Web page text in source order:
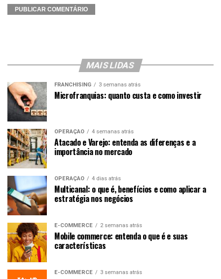
MAIS LIDAS
FRANCHISING 3 semanas atrás
Microfranquias: quanto custa e como investir
OPERAÇÃO 4 semanas atrás
Atacado e Varejo: entenda as diferenças e a
importância no mercado
OPERAÇÃO 4 dias atrás
Multicanal: o que é, benefícios e como aplicar a
estratégia nos negócios
E-COMMERCE 2 semanas atrás
Mobile commerce: entenda o que é e suas
características
E-COMMERCE 3 semanas atrás